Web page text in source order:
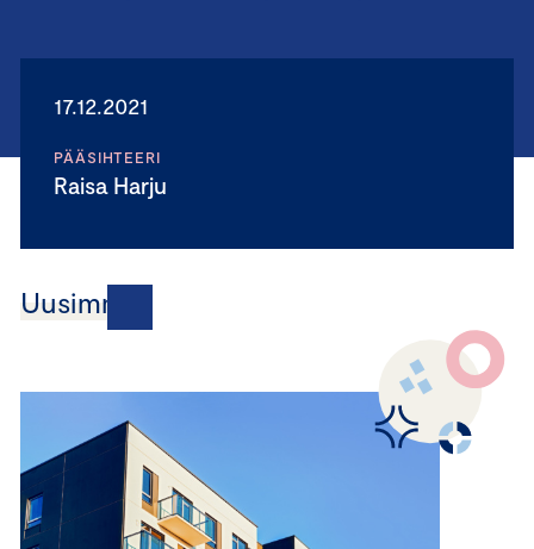
17.12.2021
PÄÄSIHTEERI
Raisa Harju
Uusimmat